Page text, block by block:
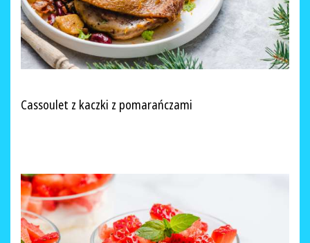
Cassoulet z kaczki z pomarańczami